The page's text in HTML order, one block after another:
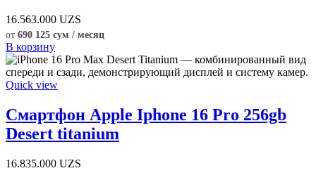
16.563.000 UZS
от 690 125 сум / месяц
В корзину
Quick view
Смартфон Apple Iphone 16 Pro 256gb
Desert titanium
16.835.000 UZS